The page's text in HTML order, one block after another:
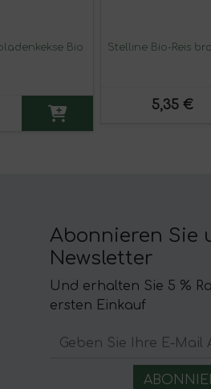
Bio
Stelline Bio-Reis
5,35 €
Abonnieren Sie
Newsletter
Und erhalten Sie 5 %
ersten Einkauf